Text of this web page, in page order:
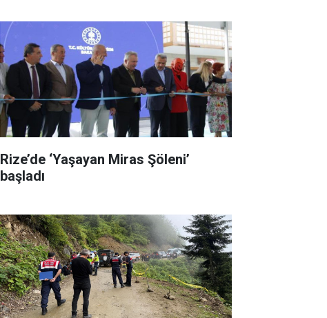
Rize’de ‘Yaşayan Miras Şöleni’
başladı